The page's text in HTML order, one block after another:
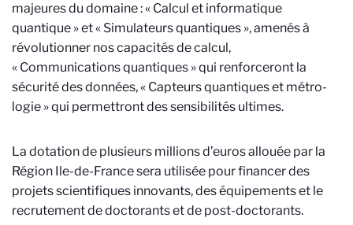
majeures du domaine : « Calcul et informatique
quantique » et « Simulateurs quantiques », amenés à
révolutionner nos capacités de calcul,
« Communications quantiques » qui renforceront la
sécurité des données, « Capteurs quantiques et métro­
logie » qui permettront des sensibilités ultimes.
La dotation de plusieurs millions d’euros allouée par la
Région Ile-de-France sera utilisée pour financer des
projets scientifiques innovants, des équipements et le
recrutement de doctorants et de post-doctorants.